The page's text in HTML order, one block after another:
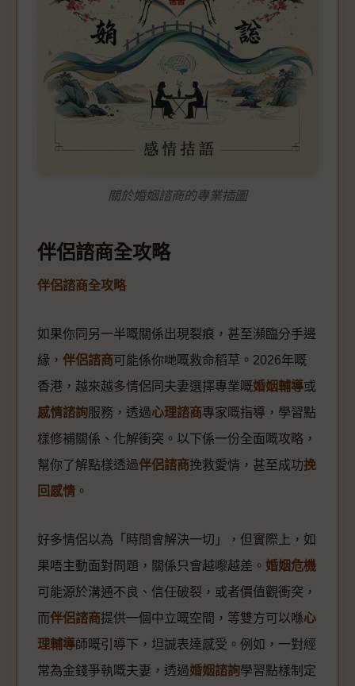
關於婚姻諮商的專業插圖
伴侶諮商全攻略
伴侶諮商全攻略
如果你同另一半嘅關係出現裂痕，甚至瀕臨分手邊
緣， 伴侶諮商可能係你哋嘅救命稻草。2026年嘅
香港，越來越多情侶同夫妻選擇專業嘅婚姻輔導或
感情諮詢服務，透過心理諮商專家嘅指導，學習點
樣修補關係、化解衝突。以下係一份全面嘅攻略，
幫你了解點樣透過伴侶諮商挽救愛情，甚至成功挽
回感情 。
好多情侶以為「時間會解決一切」，但實際上，如
果唔主動面對問題，關係只會越嚟越差。 婚姻危機
可能源於溝通不良、信任破裂，或者價值觀衝突，
而伴侶諮商提供一個中立嘅空間，等雙方可以喺心
理輔導師嘅引導下，坦誠表達感受。例如，一對經
常為金錢爭執嘅夫妻，透過婚姻諮詢學習點樣制定